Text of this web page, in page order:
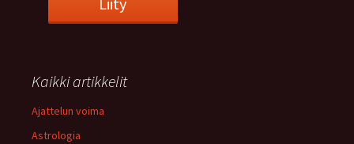
Kaikki artikkelit
Ajattelun voima
Astrologia